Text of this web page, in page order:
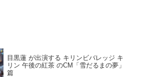
目黒蓮 が出演する キリンビバレッジ キ
リン 午後の紅茶 のCM「雪だるまの夢」
篇